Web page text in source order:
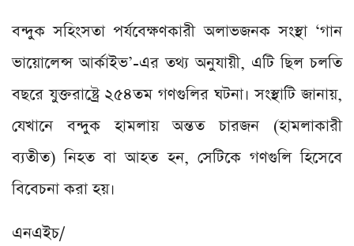
বন্দুক সহিংসতা পর্যবেক্ষণকারী অলাভজনক সংস্থা ‘গান
ভায়োলেন্স আর্কাইভ’-এর তথ্য অনুযায়ী, এটি ছিল চলতি
বছরে যুক্তরাষ্ট্রে ২৫৪তম গণগুলির ঘটনা। সংস্থাটি জানায়,
যেখানে বন্দুক হামলায় অন্তত চারজন (হামলাকারী
ব্যতীত) নিহত বা আহত হন, সেটিকে গণগুলি হিসেবে
বিবেচনা করা হয়।
এনএইচ/